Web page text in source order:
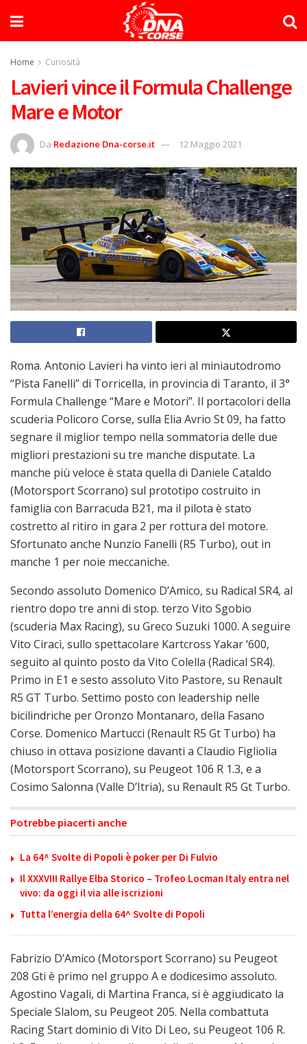
Home Curiosità
Lavieri vince il Formula Challenge
Mare e Motor
Da Redazione Dna-corse.it 12 Maggio 2021
Roma. Antonio Lavieri ha vinto ieri al miniautodromo
“Pista Fanelli” di Torricella, in provincia di Taranto, il 3°
Formula Challenge “Mare e Motori”. Il portacolori della
scuderia Policoro Corse, sulla Elia Avrio St 09, ha fatto
segnare il miglior tempo nella sommatoria delle due
migliori prestazioni su tre manche disputate. La
manche più veloce è stata quella di Daniele Cataldo
(Motorsport Scorrano) sul prototipo costruito in
famiglia con Barracuda B21, ma il pilota è stato
costretto al ritiro in gara 2 per rottura del motore.
Sfortunato anche Nunzio Fanelli (R5 Turbo), out in
manche 1 per noie meccaniche.
Secondo assoluto Domenico D’Amico, su Radical SR4, al
rientro dopo tre anni di stop. terzo Vito Sgobio
(scuderia Max Racing), su Greco Suzuki 1000. A seguire
Vito Ciracì, sullo spettacolare Kartcross Yakar ‘600,
seguito al quinto posto da Vito Colella (Radical SR4).
Primo in E1 e sesto assoluto Vito Pastore, su Renault
R5 GT Turbo. Settimo posto con leadership nelle
bicilindriche per Oronzo Montanaro, della Fasano
Corse. Domenico Martucci (Renault R5 Gt Turbo) ha
chiuso in ottava posizione davanti a Claudio Figliolia
(Motorsport Scorrano), su Peugeot 106 R 1.3, e a
Cosimo Salonna (Valle D’Itria), su Renault R5 Gt Turbo.
Potrebbe piacerti anche
La 64^ Svolte di Popoli è poker per Di Fulvio
Il XXXVIII Rallye Elba Storico – Trofeo Locman Italy entra nel
vivo: da oggi il via alle iscrizioni
Tutta l’energia della 64^ Svolte di Popoli
Fabrizio D’Amico (Motorsport Scorrano) su Peugeot
208 Gti è primo nel gruppo A e dodicesimo assoluto.
Agostino Vagali, di Martina Franca, si è aggiudicato la
Speciale Slalom, su Peugeot 205. Nella combattuta
Racing Start dominio di Vito Di Leo, su Peugeot 106 R.